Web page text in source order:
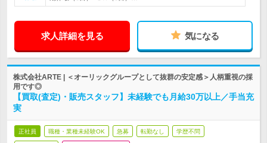
求人詳細を見る 気になる
株式会社ARTE | ＜オーリックグループとして抜群の安定感＞人柄重視の採
用です◎
【買取(査定)・販売スタッフ】未経験でも月給30万以上／手当充
実
正社員 職種・業種未経験OK 急募 転勤なし 学歴不問